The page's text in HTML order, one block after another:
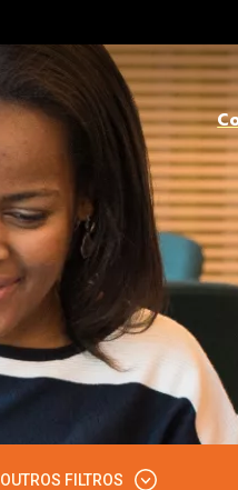
OUTROS FILTROS